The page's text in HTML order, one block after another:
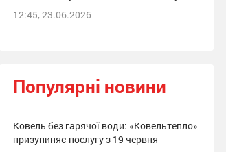
12:45, 23.06.2026
Популярні новини
Ковель без гарячої води: «Ковельтепло»
призупиняє послугу з 19 червня